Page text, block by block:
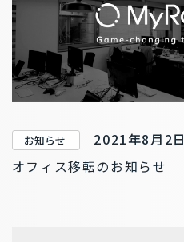
お知らせ
2021年8月2日
オフィス移転のお知らせ